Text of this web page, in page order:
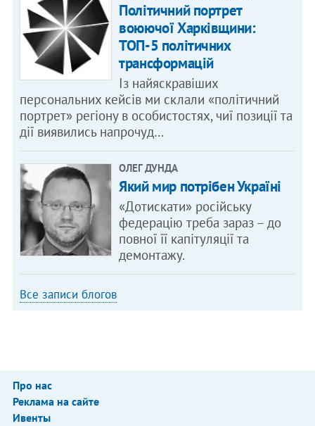
Політичний портрет
воюючої Харківщини:
ТОП-5 політичних
трансформацій
Із найяскравіших
персональних кейсів ми склали «політичний
портрет» регіону в особистостях, чиї позиції та
дії виявились напрочуд…
ОЛЕГ ДУНДА
Який мир потрібен Україні
«Дотискати» російську
федерацію треба зараз – до
повної її капітуляції та
демонтажу.
Все записи блогов
Про нас
Реклама на сайте
Ивенты